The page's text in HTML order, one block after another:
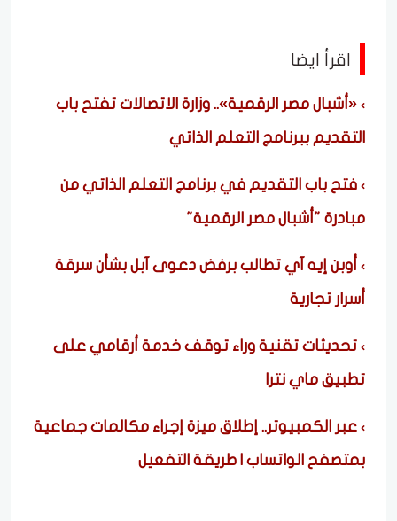
اقرأ ايضا
«أشبال مصر الرقمية».. وزارة الاتصالات تفتح باب
التقديم ببرنامج التعلم الذاتي
فتح باب التقديم في برنامج التعلم الذاتي من
مبادرة "أشبال مصر الرقمية"
أوبن إيه آي تطالب برفض دعوى آبل بشأن سرقة
أسرار تجارية
تحديثات تقنية وراء توقف خدمة أرقامي على
تطبيق ماي نترا
عبر الكمبيوتر.. إطلاق ميزة إجراء مكالمات جماعية
بمتصفح الواتساب | طريقة التفعيل